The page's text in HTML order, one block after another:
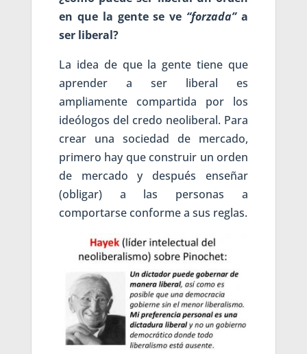
en que la gente se ve “forzada”a
ser liberal?
La idea de que la gente tiene que
aprender a ser liberal es
ampliamente compartida por los
ideólogos del credo neoliberal. Para
crear una sociedad de mercado,
primero hay que construir un orden
de mercado y después enseñar
(obligar) a las personas a
comportarse conforme a sus reglas.